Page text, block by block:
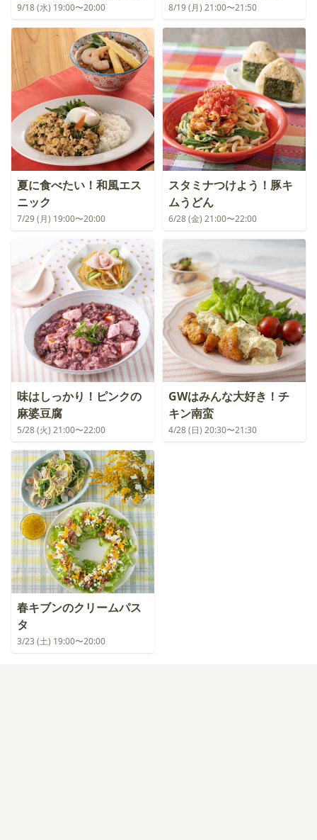
9/18 (水) 19:00〜20:00 8/19 (月) 21:00〜21:50
夏に食べたい！和風エス
ニック
7/29 (月) 19:00〜20:00
スタミナつけよう！豚キ
ムうどん
6/28 (金) 21:00〜22:00
味はしっかり！ピンクの
麻婆豆腐
5/28 (火) 21:00〜22:00
GWはみんな大好き！チ
キン南蛮
4/28 (日) 20:30〜21:30
春キブンのクリームパス
タ
3/23 (土) 19:00〜20:00